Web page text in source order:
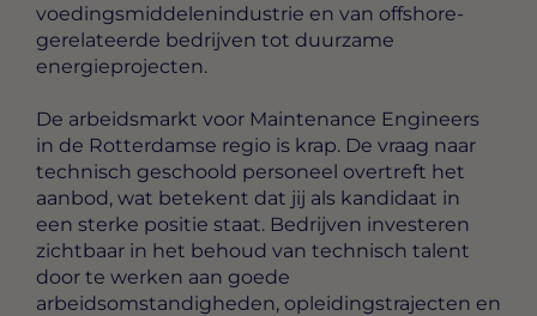
voedingsmiddelenindustrie en van offshore-
gerelateerde bedrijven tot duurzame
energieprojecten.
De arbeidsmarkt voor Maintenance Engineers
in de Rotterdamse regio is krap. De vraag naar
technisch geschoold personeel overtreft het
aanbod, wat betekent dat jij als kandidaat in
een sterke positie staat. Bedrijven investeren
zichtbaar in het behoud van technisch talent
door te werken aan goede
arbeidsomstandigheden, opleidingstrajecten en